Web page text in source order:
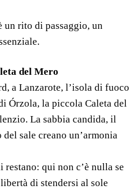
un rito di passaggio, un
del Mero
a Lanzarote, l’isola di fuoco
Órzola, la piccola Caleta del
La sabbia candida, il
sale creano un’armonia
qui non c’è nulla se
di stendersi al sole